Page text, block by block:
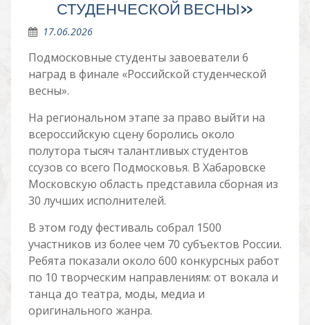
СТУДЕНЧЕСКОЙ ВЕСНЫ»
17.06.2026
Подмосковные студенты завоеватели 6
наград в финале «Российской студенческой
весны».
На региональном этапе за право выйти на
всероссийскую сцену боролись около
полутора тысяч талантливых студентов
ссузов со всего Подмосковья. В Хабаровске
Московскую область представила сборная из
30 лучших исполнителей.
В этом году фестиваль собрал 1500
участников из более чем 70 субъектов России.
Ребята показали около 600 конкурсных работ
по 10 творческим направлениям: от вокала и
танца до театра, моды, медиа и
оригинального жанра.